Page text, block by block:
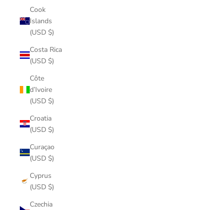
Cook
Islands
(USD $)
Costa Rica
(USD $)
Côte
d’Ivoire
(USD $)
Croatia
(USD $)
Curaçao
(USD $)
Cyprus
(USD $)
Czechia